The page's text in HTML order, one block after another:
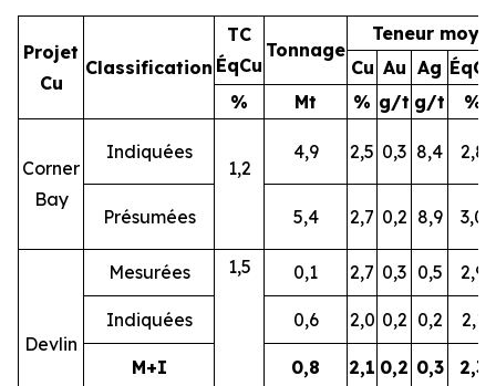
Projet
Cu
Classification
TC
ÉqCu
Tonnage
Teneur
Cu Au Ag ÉqCu
%
Mt % g/t g/t %
Corner
Bay
Indiquées
1,2
4,9 2,5 0,3 8,4 2,8
Présumées 5,4 2,7 0,2 8,9 3,0
Devlin
Mesurées 1,5 0,1 2,7 0,3 0,5 2,9
Indiquées 0,6 2,0 0,2 0,2 2,1
M+I 0,8 2,1 0,2 0,3 2,3